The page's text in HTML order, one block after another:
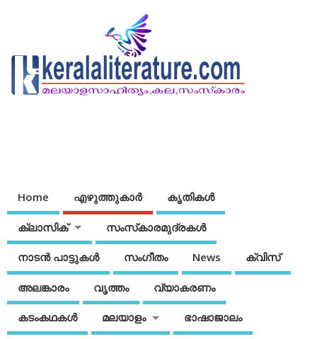
Home എഴുത്തുകാര്‍ കൃതികൾ
ക്ലാസിക് സംസ്‌കാരമുദ്രകള്‍
നാടന്‍ പാട്ടുകള്‍ സംഗീതം News ക്വിസ്
അലങ്കാരം വൃത്തം വ്യാകരണം
കടംകഥകള്‍ മലയാളം ഭാഷാജാലം